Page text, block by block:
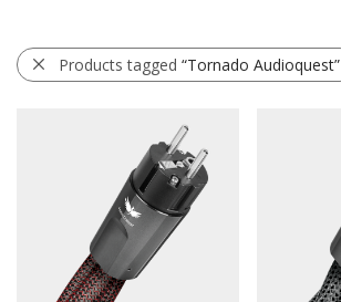
Products tagged “Tornado Audioquest”